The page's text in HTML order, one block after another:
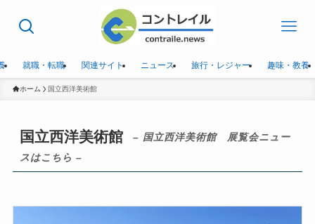
就職・転職 関連サイト ニュース 旅行・レジャー 趣味・教養
ホーム 国立西洋美術館
国立西洋美術館
– 国立西洋美術館 展覧会ニュー
スはこちら –